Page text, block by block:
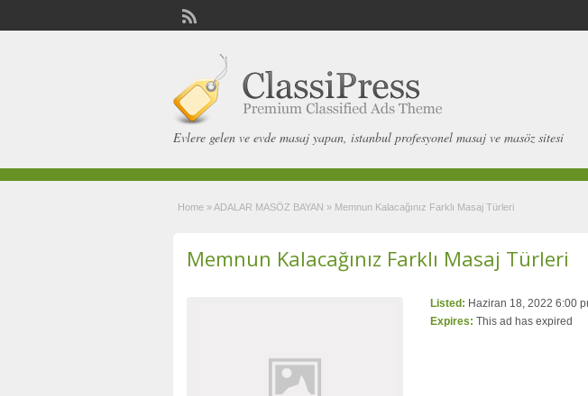
Evlere gelen ve evde masaj yapan, istanbul profesyonel masaj ve masöz sitesi
Home »ADALAR MASÖZ BAYAN » Memnun Kalacağınız Farklı Masaj Türleri
Memnun Kalacağınız Farklı Masaj Türleri
Listed: Haziran 18, 2022 6:00
Expires: This ad has expired